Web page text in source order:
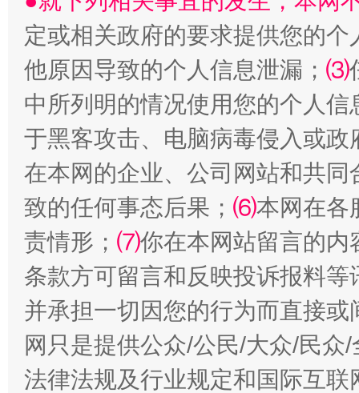
阿坝州三大球赛在茂县开幕 规模
定或相关政府的要求提供您的个
他原因导致的个人信息泄漏； ⑶
中所列明的情况使用您的个人
于黑客攻击、电脑病毒侵入或
在本网的企业、公司网站和共
致的任何事态后果； ⑹本网在各
责情形； ⑺你在本网站留言的内
条款方可留言和反映投诉报料
并承担一切因您的行为而直接
网只是提供公众/公民/大众/民
法律法规及行业规定和国际互